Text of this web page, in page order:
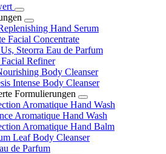
Hand Serum
Facial Concentrate
Steorra Eau de Parfum
Refiner
Body Cleanser
Intense Body Cleanser
Formulierungen
Aromatique Hand Wash
Aromatique Hand Wash
Aromatique Hand Balm
Leaf Body Cleanser
de Parfum